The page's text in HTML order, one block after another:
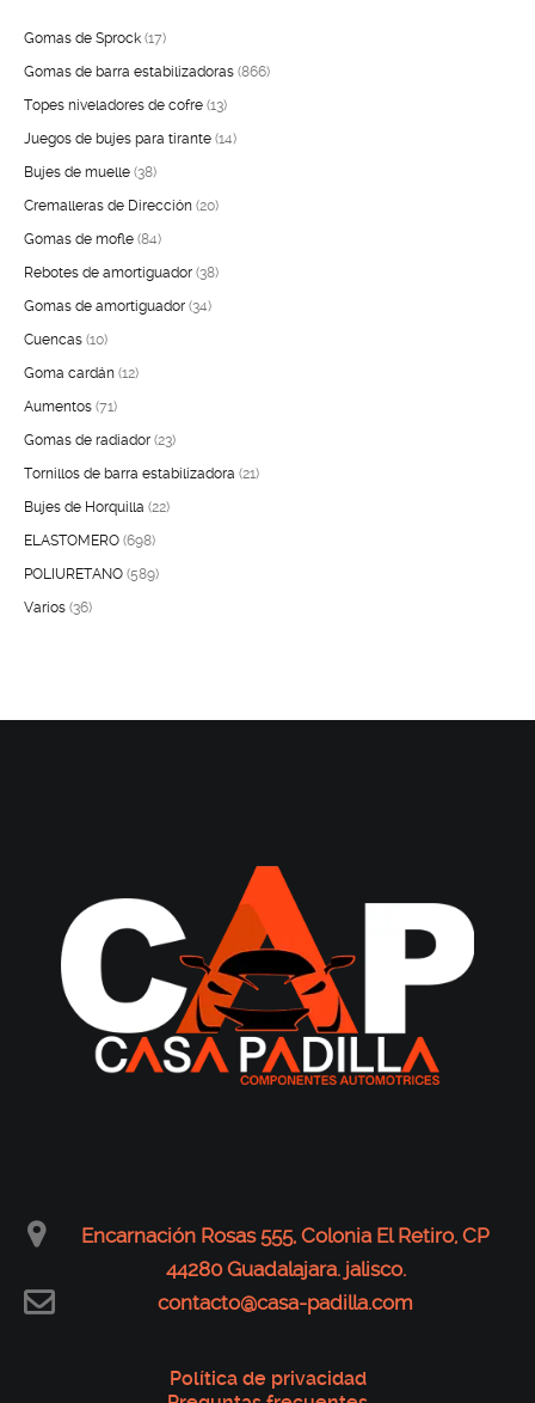
Gomas de Sprock 1717
productos
Gomas de barra estabilizadoras 866866
Topes niveladores de cofre 1313
productos
Juegos de bujes para tirante 1414
Bujes de muelle 3838
productos
Cremalleras de Dirección 2020
Gomas de mofle 8484
productos
Rebotes de amortiguador 3838
Gomas de amortiguador 3434
Cuencas 1010
productos
Goma cardán 1212
Aumentos 7171
productos
Gomas de radiador 2323
productos
Tornillos de barra estabilizadora 2121
Bujes de Horquilla 2222
ELASTOMERO 698698
productos
POLIURETANO 589589
Varios 3636
Encarnación Rosas 555, Colonia El Retiro, CP
44280 Guadalajara. jalisco.
contacto@casa-padilla.com
Política de privacidad